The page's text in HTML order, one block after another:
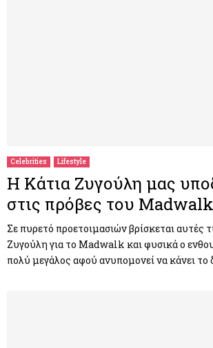
Celebrities Lifestyle
Η Κάτια Ζυγούλη μας
στις πρόβες του
Σε πυρετό προετοιμασιών βρίσκεται αυτές
Ζυγούλη για το Madwalk και φυσικά ο
πολύ μεγάλος αφού ανυπομονεί να κάνει το